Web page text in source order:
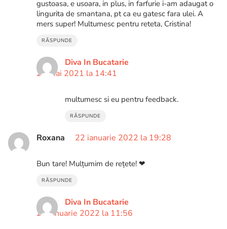
gustoasa, e usoara, in plus, in farfurie i-am adaugat o
lingurita de smantana, pt ca eu gatesc fara ulei. A
mers super! Multumesc pentru reteta, Cristina!
RĂSPUNDE
Diva In Bucatarie
29 mai 2021 la 14:41
multumesc si eu pentru feedback.
RĂSPUNDE
Roxana 22 ianuarie 2022 la 19:28
Bun tare! Mulțumim de rețete! ❤
RĂSPUNDE
Diva In Bucatarie
24 ianuarie 2022 la 11:56